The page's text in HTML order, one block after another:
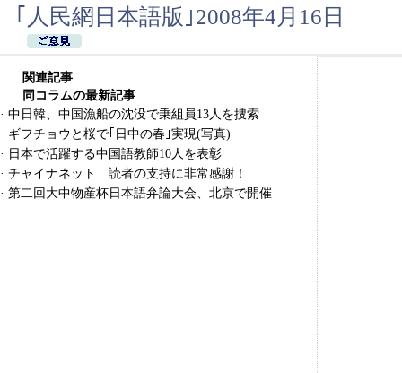
｢人民網日本語版｣2008年4月16日
関連記事
同コラムの最新記事
· 中日韓、中国漁船の沈没で乗組員13人を捜索
· ギフチョウと桜で｢日中の春｣実現(写真)
· 日本で活躍する中国語教師10人を表彰
· チャイナネット 読者の支持に非常感謝！
· 第二回大中物産杯日本語弁論大会、北京で開催